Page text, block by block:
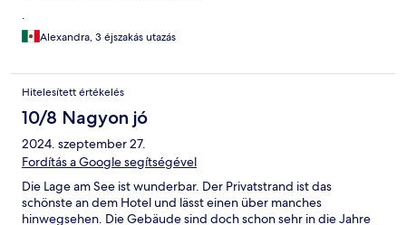
.
Alexandra, 3 éjszakás utazás
Hitelesített értékelés
10/8 Nagyon jó
2024. szeptember 27.
Fordítás a Google segítségével
Die Lage am See ist wunderbar. Der Privatstrand ist das
schönste an dem Hotel und lässt einen über manches
hinwegsehen. Die Gebäude sind doch schon sehr in die Jahre